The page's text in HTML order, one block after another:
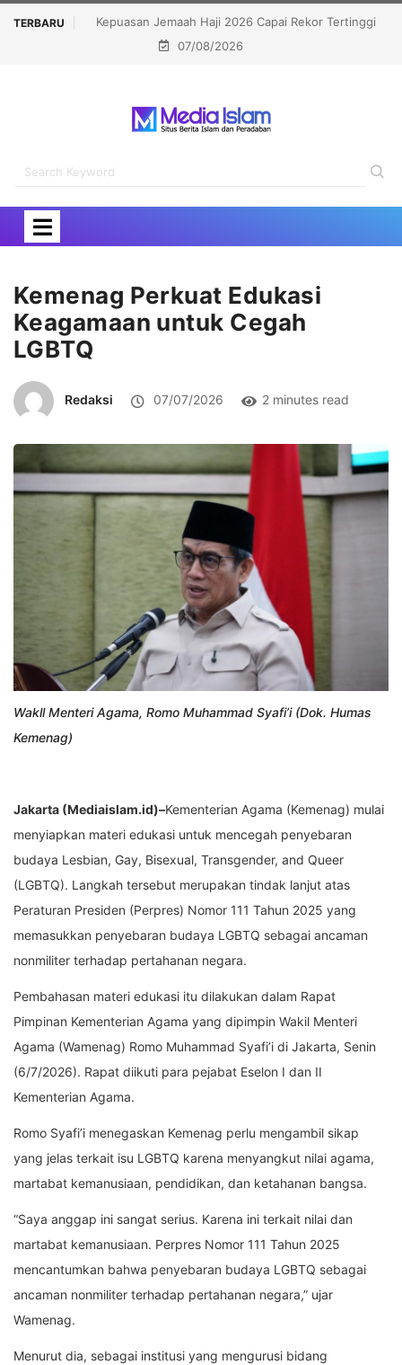
TERBARU
Tertinggi
Politisi Muslim Berpeluang jadi Senat Michigan,
Kalahkan Kandidat Pro-Israel
07/08/2026
Kemenag Perkuat Edukasi
Keagamaan untuk Cegah
LGBTQ
Redaksi 07/07/2026 2 minutes read
Wakll Menteri Agama, Romo Muhammad Syafi’i (Dok. Humas
Kemenag)
Jakarta (Mediaislam.id)–Kementerian Agama (Kemenag) mulai
menyiapkan materi edukasi untuk mencegah penyebaran
budaya Lesbian, Gay, Bisexual, Transgender, and Queer
(LGBTQ). Langkah tersebut merupakan tindak lanjut atas
Peraturan Presiden (Perpres) Nomor 111 Tahun 2025 yang
memasukkan penyebaran budaya LGBTQ sebagai ancaman
nonmiliter terhadap pertahanan negara.
Pembahasan materi edukasi itu dilakukan dalam Rapat
Pimpinan Kementerian Agama yang dipimpin Wakil Menteri
Agama (Wamenag) Romo Muhammad Syafi’i di Jakarta, Senin
(6/7/2026). Rapat diikuti para pejabat Eselon I dan II
Kementerian Agama.
Romo Syafi’i menegaskan Kemenag perlu mengambil sikap
yang jelas terkait isu LGBTQ karena menyangkut nilai agama,
martabat kemanusiaan, pendidikan, dan ketahanan bangsa.
“Saya anggap ini sangat serius. Karena ini terkait nilai dan
martabat kemanusiaan. Perpres Nomor 111 Tahun 2025
mencantumkan bahwa penyebaran budaya LGBTQ sebagai
ancaman nonmiliter terhadap pertahanan negara,” ujar
Wamenag.
Menurut dia, sebagai institusi yang mengurusi bidang